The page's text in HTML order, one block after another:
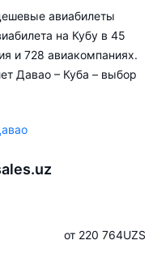
авиабилеты
на Кубу в 45
и 728 авиакомпаниях.
Давао – Куба – выбор
от 220 764UZS